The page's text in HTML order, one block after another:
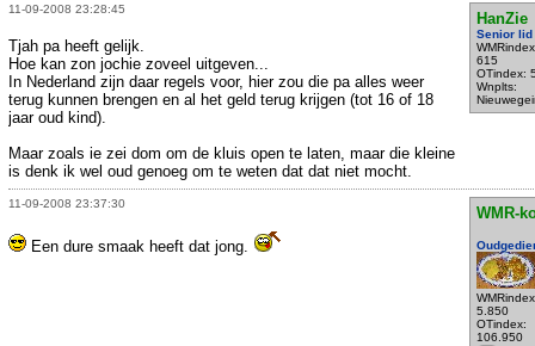
11-09-2008 23:28:45
HanZie
Senior lid
615
OTindex:
Wnplts:
Tjah pa heeft gelijk.
Hoe kan zon jochie zoveel uitgeven...
In Nederland zijn daar regels voor, hier zou die pa alles weer
terug kunnen brengen en al het geld terug krijgen (tot 16 of 18
jaar oud kind).
Maar zoals ie zei dom om de kluis open te laten, maar die kleine
is denk ik wel oud genoeg om te weten dat dat niet mocht.
11-09-2008 23:37:30
WMR-
5.850
OTindex:
106.950
Een dure smaak heeft dat jong.